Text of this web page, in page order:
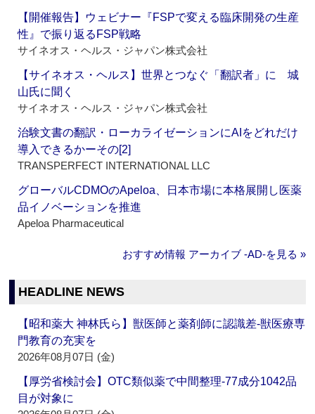
【開催報告】ウェビナー『FSPで変える臨床開発の生産
性』で振り返るFSP戦略
サイネオス・ヘルス・ジャパン株式会社
【サイネオス・ヘルス】世界とつなぐ「翻訳者」に 城
山氏に聞く
サイネオス・ヘルス・ジャパン株式会社
治験文書の翻訳・ローカライゼーションにAIをどれだけ
導入できるかーその[2]
TRANSPERFECT INTERNATIONAL LLC
グローバルCDMOのApeloa、日本市場に本格展開し医薬
品イノベーションを推進
Apeloa Pharmaceutical
おすすめ情報 アーカイブ ‐AD‐を見る »
HEADLINE NEWS
【昭和薬大 神林氏ら】獣医師と薬剤師に認識差‐獣医療専
門教育の充実を
2026年08月07日 (金)
【厚労省検討会】OTC類似薬で中間整理‐77成分1042品
目が対象に